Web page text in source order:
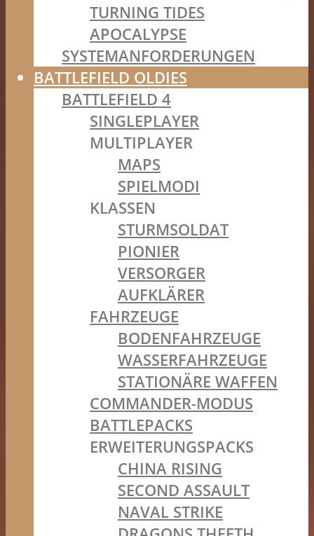
TURNING TIDES
APOCALYPSE
SYSTEMANFORDERUNGEN
BATTLEFIELD OLDIES
BATTLEFIELD 4
SINGLEPLAYER
MULTIPLAYER
MAPS
SPIELMODI
KLASSEN
STURMSOLDAT
PIONIER
VERSORGER
AUFKLÄRER
FAHRZEUGE
BODENFAHRZEUGE
WASSERFAHRZEUGE
STATIONÄRE WAFFEN
COMMANDER-MODUS
BATTLEPACKS
ERWEITERUNGSPACKS
CHINA RISING
SECOND ASSAULT
NAVAL STRIKE